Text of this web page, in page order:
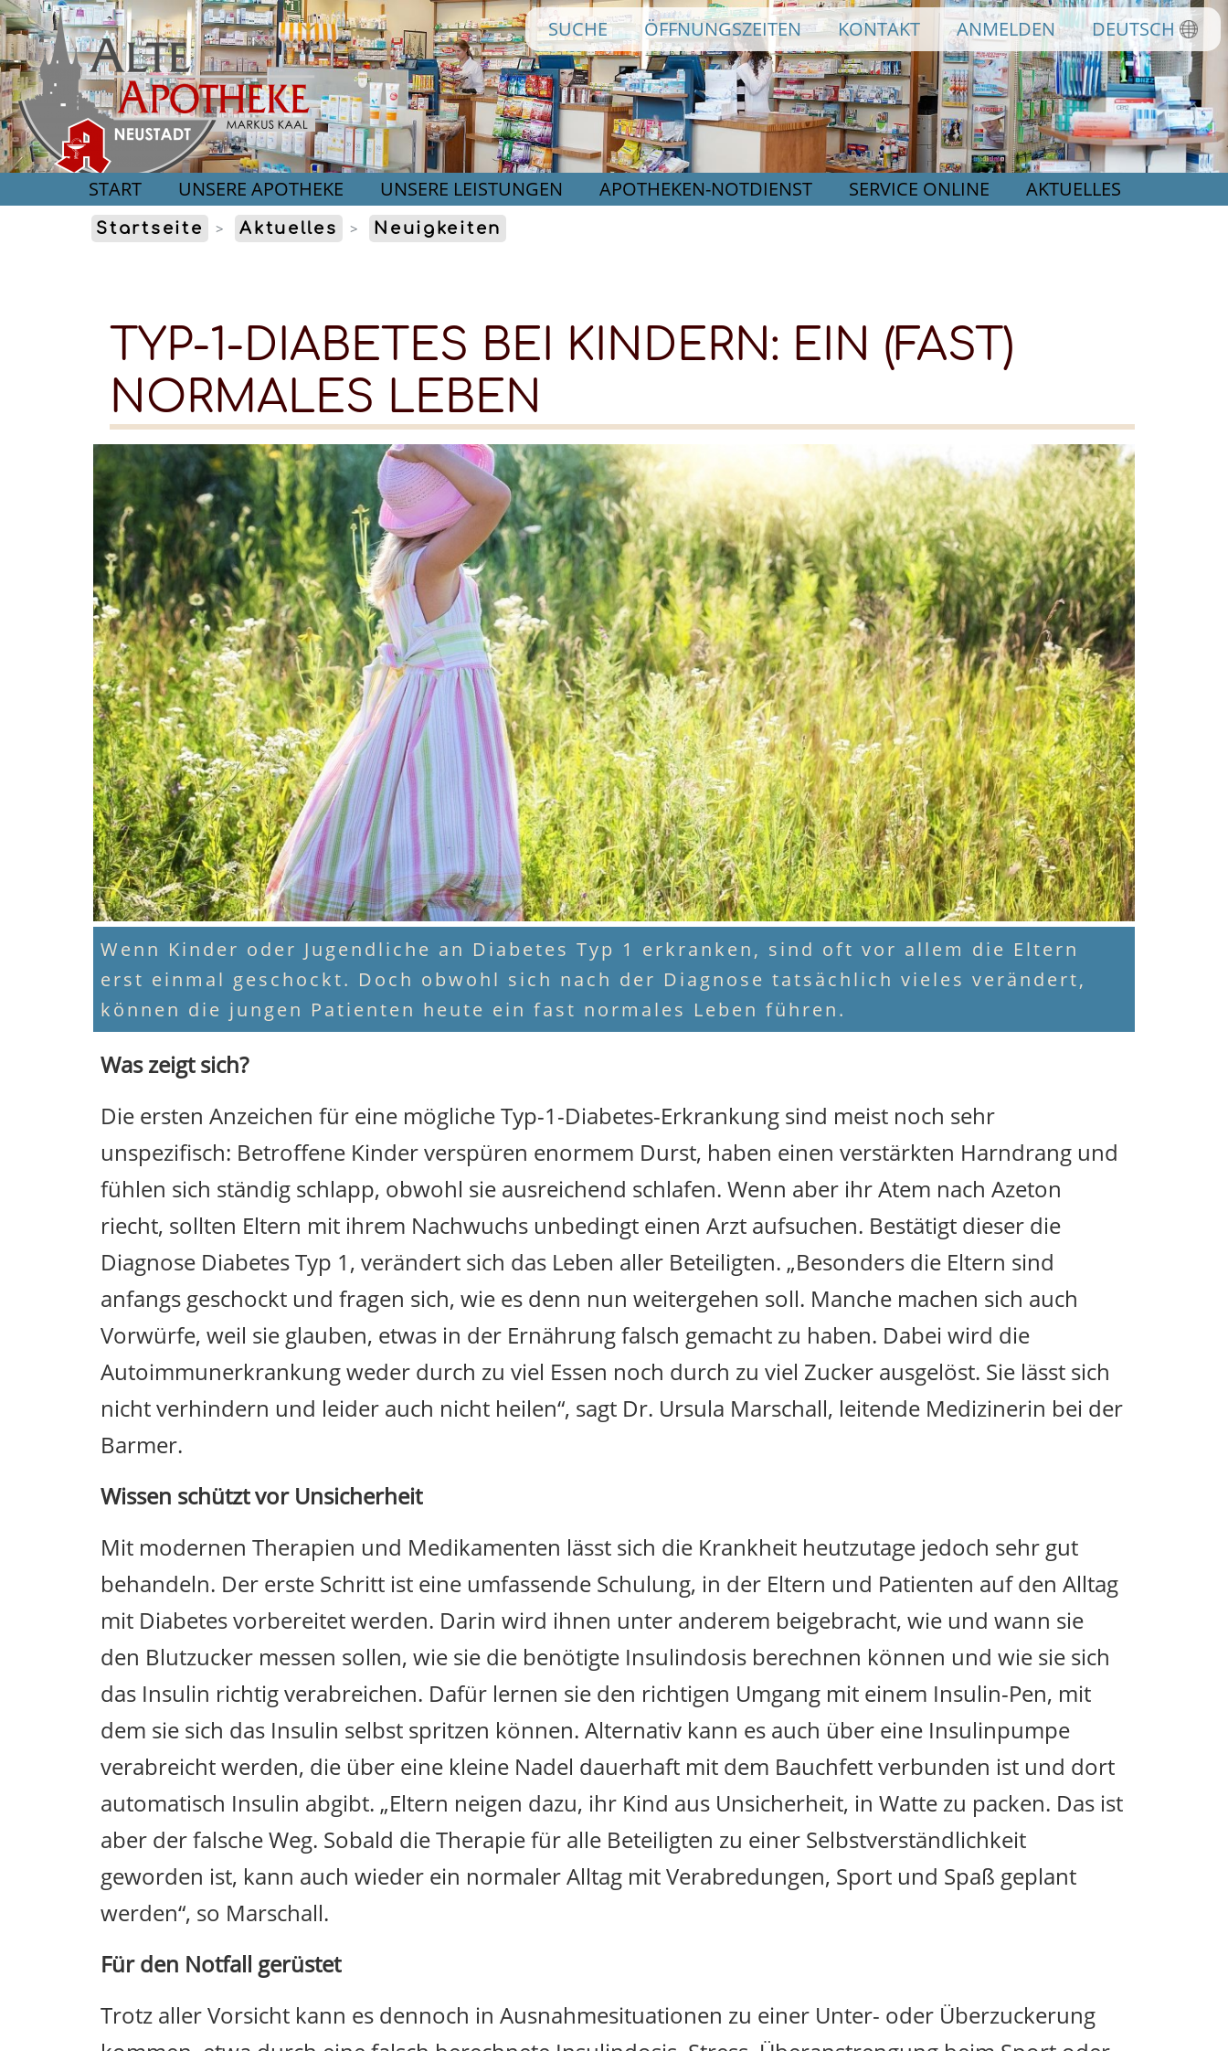
Direkt
zum
Inhalt
SUCHE ÖFFNUNGSZEITEN KONTAKT ANMELDEN DEUTSCH
START UNSERE APOTHEKE UNSERE LEISTUNGEN APOTHEKEN-NOTDIENST SERVICE ONLINE AKTUELLES
Startseite Aktuelles Neuigkeiten
TYP-1-DIABETES BEI KINDERN: EIN (FAST)
NORMALES LEBEN
Wenn Kinder oder Jugendliche an Diabetes Typ 1 erkranken, sind oft vor allem die Eltern
erst einmal geschockt. Doch obwohl sich nach der Diagnose tatsächlich vieles verändert,
können die jungen Patienten heute ein fast normales Leben führen.
Was zeigt sich?
Die ersten Anzeichen für eine mögliche Typ-1-Diabetes-Erkrankung sind meist noch sehr
unspezifisch: Betroffene Kinder verspüren enormem Durst, haben einen verstärkten Harndrang und
fühlen sich ständig schlapp, obwohl sie ausreichend schlafen. Wenn aber ihr Atem nach Azeton
riecht, sollten Eltern mit ihrem Nachwuchs unbedingt einen Arzt aufsuchen. Bestätigt dieser die
Diagnose Diabetes Typ 1, verändert sich das Leben aller Beteiligten. „Besonders die Eltern sind
anfangs geschockt und fragen sich, wie es denn nun weitergehen soll. Manche machen sich auch
Vorwürfe, weil sie glauben, etwas in der Ernährung falsch gemacht zu haben. Dabei wird die
Autoimmunerkrankung weder durch zu viel Essen noch durch zu viel Zucker ausgelöst. Sie lässt sich
nicht verhindern und leider auch nicht heilen“, sagt Dr. Ursula Marschall, leitende Medizinerin bei der
Barmer.
Wissen schützt vor Unsicherheit
Mit modernen Therapien und Medikamenten lässt sich die Krankheit heutzutage jedoch sehr gut
behandeln. Der erste Schritt ist eine umfassende Schulung, in der Eltern und Patienten auf den Alltag
mit Diabetes vorbereitet werden. Darin wird ihnen unter anderem beigebracht, wie und wann sie
den Blutzucker messen sollen, wie sie die benötigte Insulindosis berechnen können und wie sie sich
das Insulin richtig verabreichen. Dafür lernen sie den richtigen Umgang mit einem Insulin-Pen, mit
dem sie sich das Insulin selbst spritzen können. Alternativ kann es auch über eine Insulinpumpe
verabreicht werden, die über eine kleine Nadel dauerhaft mit dem Bauchfett verbunden ist und dort
automatisch Insulin abgibt. „Eltern neigen dazu, ihr Kind aus Unsicherheit, in Watte zu packen. Das ist
aber der falsche Weg. Sobald die Therapie für alle Beteiligten zu einer Selbstverständlichkeit
geworden ist, kann auch wieder ein normaler Alltag mit Verabredungen, Sport und Spaß geplant
werden“, so Marschall.
Für den Notfall gerüstet
Trotz aller Vorsicht kann es dennoch in Ausnahmesituationen zu einer Unter- oder Überzuckerung